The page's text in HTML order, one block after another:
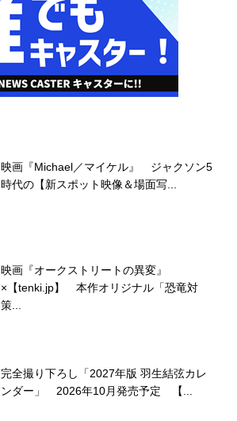
映画『Michael／マイケル』 ジャクソン5
時代の【新スポット映像＆場面写...
映画『オークストリートの異変』
×【tenki.jp】 本作オリジナル「恐竜対
策...
完全撮り下ろし「2027年版 羽生結弦カレ
ンダー」 2026年10月発売予定 【...